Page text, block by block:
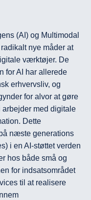
(AI) og Multimodal
nye måder at
værktøjer. De
for AI har allerede
erhvervsliv, og
for alvor at gøre
arbejder med digitale
Dette
næste generations
i en AI-støttet verden
hos både små og
for indsatsområdet
til at realisere